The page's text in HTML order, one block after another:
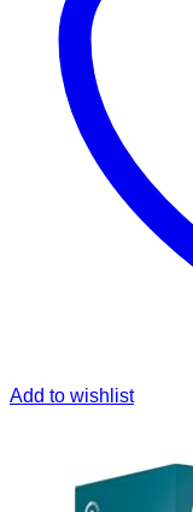
Add to wishlist